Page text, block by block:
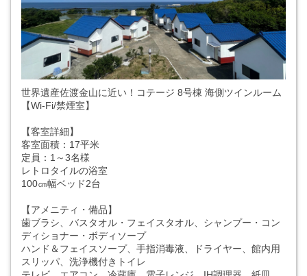
世界遺産佐渡金山に近い！コテージ 8号棟 海側ツインルーム
【Wi-Fi/禁煙室】
【客室詳細】
客室面積：17平米
定員：1～3名様
レトロタイルの浴室
100㎝幅ベッド2台
【アメニティ・備品】
歯ブラシ、バスタオル・フェイスタオル、シャンプー・コン
ディショナー・ボディソープ
ハンド＆フェイスソープ、手指消毒液、ドライヤー、館内用
スリッパ、洗浄機付きトイレ